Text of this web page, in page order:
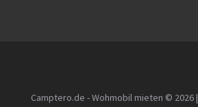
Camptero.de - Wohmobil mieten © 2026 |